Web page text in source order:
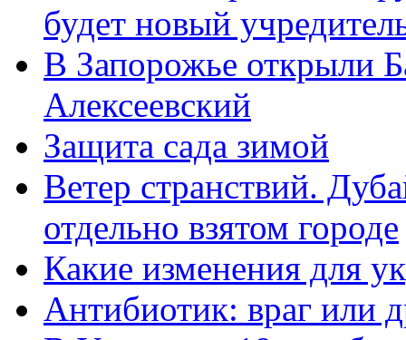
будет новый
В Запорожье открыли
Алексеевский
Защита сада зимой
Ветер странствий.
отдельно взятом городе
Какие изменения для
Антибиотик: враг или